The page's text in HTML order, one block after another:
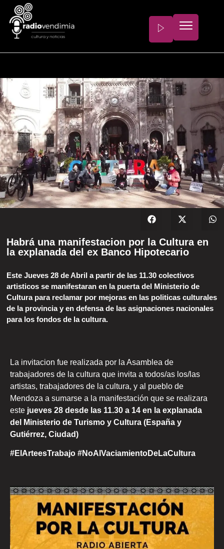
Habrá una manifestacion por la Cultura en
la explanada del ex Banco Hipotecario
Este Jueves 28 de Abril a partir de las 11.30 colectivos
artisticos se manifestaran en la puerta del Ministerio de
Cultura para reclamar por mejoras en las politicas culturales
de la provincia y en defensa de las asignaciones nacionales
para los fondos de la cultura.
La invitacion fue realizada por la Asamblea de
trabajadores de la cultura que invita a todos/as los/las
artistas, trabajadores de la cultura, y al pueblo de
Mendoza a sumarse a la manifestación que se realizara
este jueves 28 desde las 11.30 a 14 en la explanada
del Ministerio de Turismo y Cultura (España y
Gutiérrez, Ciudad)
#ElArteesTrabajo #NoAlVaciamientoDeLaCultura